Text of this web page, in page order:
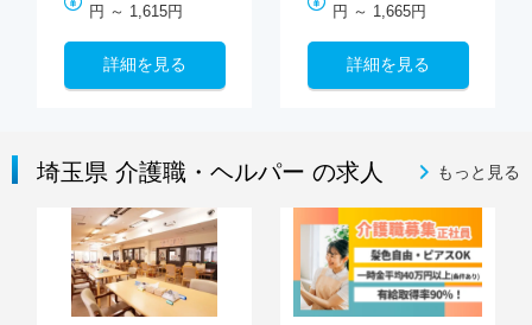
円 ～ 1,615円
詳細を見る
円 ～ 1,665円
詳細を見る
埼玉県 介護職・ヘルパー の求人 もっと見る